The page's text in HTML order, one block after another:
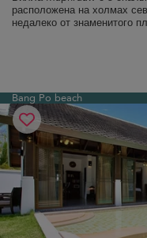
расположена на холмах
недалеко от знаменитого
Bang Po beach